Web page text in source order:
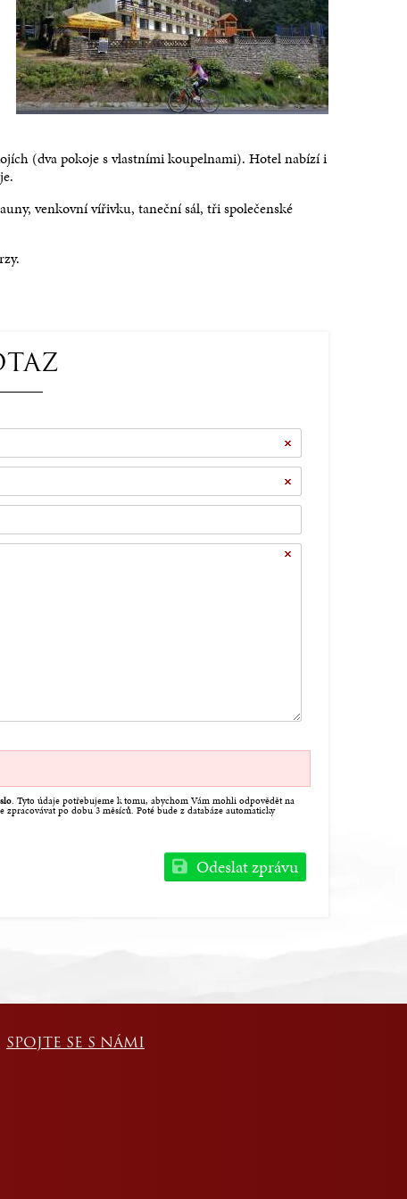
Rodinný pokoj
Více informací
Více informací
(dva pokoje s vlastními koupelnami). Hotel nabízí i
venkovní vířivku, taneční sál, tři společenské
. Tyto údaje potřebujeme k tomu, abychom Vám mohli odpovědět na
po dobu 3 měsíců. Poté bude z databáze automaticky
Odeslat zprávu
SPOJTE SE S NÁMI